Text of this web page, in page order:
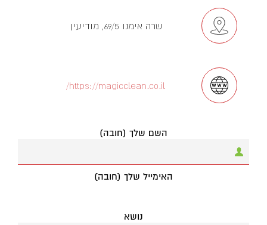
שרה אימנו 69/5, מודיעין
https://magicclean.co.il/
השם שלך (חובה)
האימייל שלך (חובה)
נושא